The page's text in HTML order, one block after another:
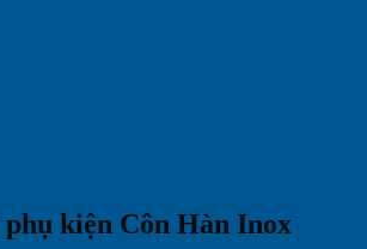
kiện Côn Hàn Inox